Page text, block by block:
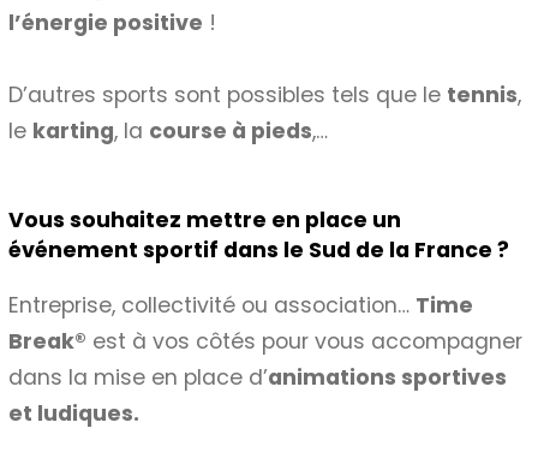
l’énergie positive !
D’autres sports sont possibles tels que le tennis,
le karting, la course à pieds,…
Vous souhaitez mettre en place un
événement sportif dans le Sud de la France ?
Entreprise, collectivité ou association… Time
Break® est à vos côtés pour vous accompagner
dans la mise en place d’animations sportives
et ludiques.